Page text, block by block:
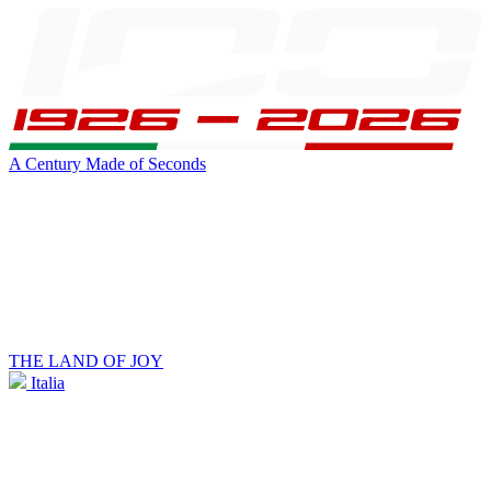
A Century Made of Seconds
THE LAND OF JOY
Italia